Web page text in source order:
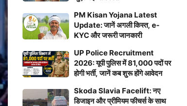
PM Kisan Yojana Latest
Update: जानें अगली किस्त, e-
KYC और जरूरी जानकारी
UP Police Recruitment
2026: यूपी पुलिस में 81,000 पदों पर
होगी भर्ती, जानें कब शुरू होंगे आवेदन
Skoda Slavia Facelift: नए
डिजाइन और प्रीमियम फीचर्स के साथ